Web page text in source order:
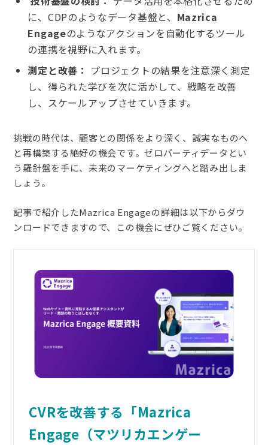
に、CDPのようなデータ基盤と、 Mazrica
Engageのようなアクションを自動化するツール
の連携を視野に入れます。
測定と改善： プロジェクトの結果を注意深く測定
し、得られた学びを次に活かして、戦略を改善
し、スケールアップさせていきます。
挑戦の時代は、顧客との関係をより深く、誠実なものへ
と再構築する絶好の機会です。ゼロパーティデータとい
う羅針盤を手に、未来のマーケティングへと踏み出しま
しょう。
記事で紹介したMazrica Engageの詳細は以下からダウ
ンロードできますので、この機会にぜひご覧ください。
CVRを改善する「Mazrica
Engage（マツリカエンゲー